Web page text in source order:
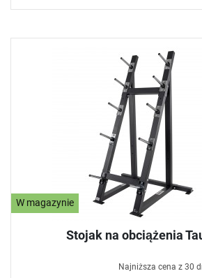
W magazynie
Stojak na obciążenia
Najniższa cena z 30